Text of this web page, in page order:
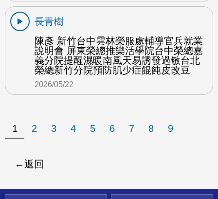
長青樹
陳彥 新竹台中雲林榮服處輔導官兵就業
說明會 屏東榮總推樂活學院台中榮總嘉
義分院提醒濕暖南風天易誘發過敏台北
榮總新竹分院預防肌少症餛飩皮改豆
2026/05/22
1 2 3 4 5 6 7 8 9
返回